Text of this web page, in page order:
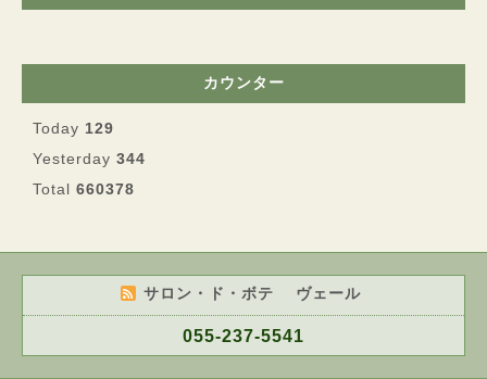
カウンター
Today 129
Yesterday 344
Total 660378
サロン・ド・ボテ ヴェール
055-237-5541